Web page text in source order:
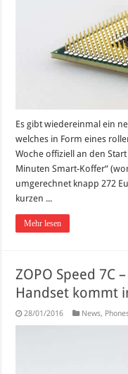
Es gibt wiedereinmal ein
welches in Form eines
Woche offiziell an den
Minuten Smart-Koffer“
umgerechnet knapp 272
kurzen ...
Mehr lesen
ZOPO Speed 7C
Handset kommt
28/01/2016 News,